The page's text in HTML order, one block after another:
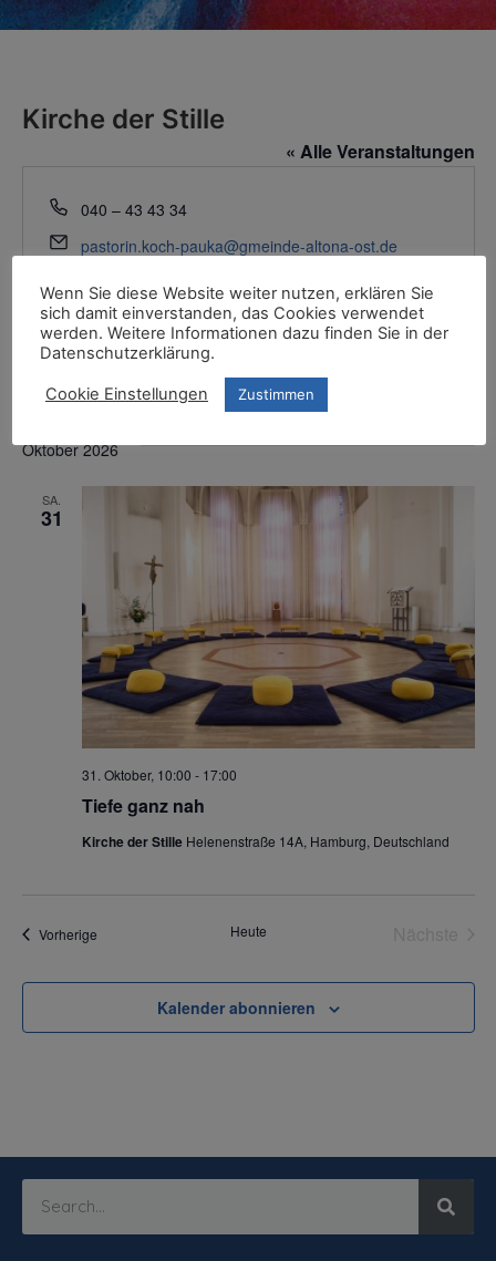
Kirche der Stille
« Alle Veranstaltungen
Telefon
040 – 43 43 34
Email
pastorin.koch-pauka@gmeinde-altona-ost.de
https://kirche-der-stille.de/
Veranstaltungen von diesem veranstalter
Anstehend
Oktober 2026
SA.
31
Tiefe ganz nah
31. Oktober, 10:00 - 17:00
Kirche der Stille Helenenstraße 14A, Hamburg, Deutschland
VorherigeVeranstaltungen Heute
Kalender abonnieren
Wenn Sie diese Website weiter nutzen, erklären Sie
sich damit einverstanden, das Cookies verwendet
werden. Weitere Informationen dazu finden Sie in der
Datenschutzerklärung.
Cookie Einstellungen Zustimmen